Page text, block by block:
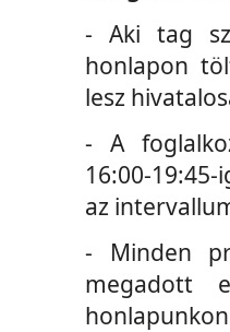
- Aki tag
honlapon
lesz
- A
16:00-
az
- Minden
megadott